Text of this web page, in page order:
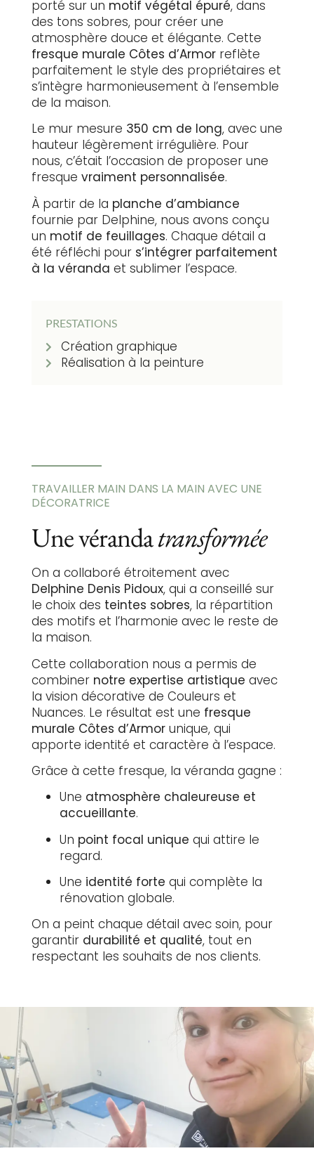
porté sur un motif végétal épuré, dans
des tons sobres, pour créer une
atmosphère douce et élégante. Cette
fresque murale Côtes d’Armor reflète
parfaitement le style des propriétaires et
s’intègre harmonieusement à l’ensemble
de la maison.
Le mur mesure 350 cm de long, avec une
hauteur légèrement irrégulière. Pour
nous, c’était l’occasion de proposer une
fresque vraiment personnalisée.
À partir de la planche d’ambiance
fournie par Delphine, nous avons conçu
un motif de feuillages. Chaque détail a
été réfléchi pour s’intégrer parfaitement
à la véranda et sublimer l’espace.
PRESTATIONS
Création graphique
Réalisation à la peinture
TRAVAILLER MAIN DANS LA MAIN AVEC UNE
DÉCORATRICE
Une vérandatransformée
On a collaboré étroitement avec
Delphine Denis Pidoux, qui a conseillé sur
le choix des teintes sobres, la répartition
des motifs et l’harmonie avec le reste de
la maison.
Cette collaboration nous a permis de
combiner notre expertise artistique avec
la vision décorative de Couleurs et
Nuances. Le résultat est une fresque
murale Côtes d’Armorunique, qui
apporte identité et caractère à l’espace.
Grâce à cette fresque, la véranda gagne :
Une atmosphère chaleureuse et
accueillante.
Un point focal unique qui attire le
regard.
Une identité forte qui complète la
rénovation globale.
On a peint chaque détail avec soin, pour
garantir durabilité et qualité, tout en
respectant les souhaits de nos clients.